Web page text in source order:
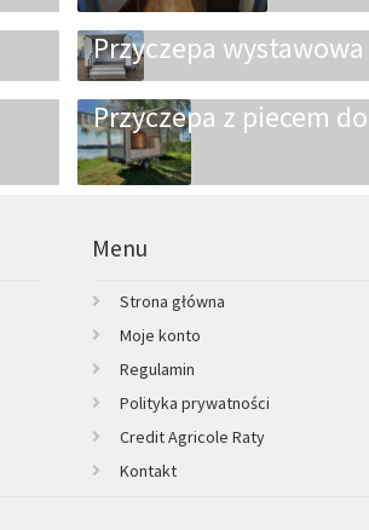
Przyczepa
Przyczepa z piecem
Menu
Strona główna
Moje konto
Regulamin
Polityka prywatności
Credit Agricole Raty
Kontakt